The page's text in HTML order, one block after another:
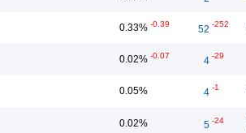
0.33% -0.39 52 -252
0.02% -0.07 4 -29
0.05% 4 -1
0.02% 5 -24